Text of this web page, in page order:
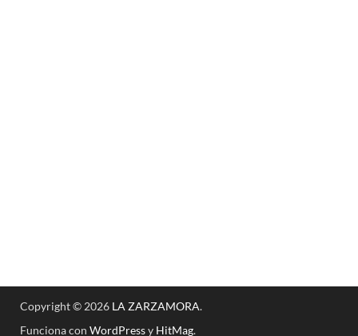
Copyright © 2026 LA ZARZAMORA.
Funciona con WordPressy HitMag.